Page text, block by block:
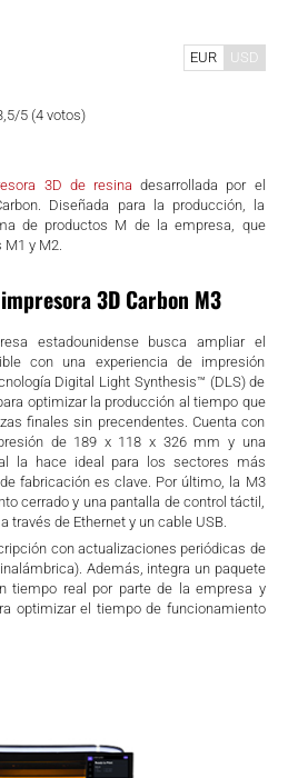
5 (4 votos)
3D de resina desarrollada por el
Diseñada para la producción, la
de productos M de la empresa, que
y M2.
3D Carbon M3
estadounidense busca ampliar el
con una experiencia de impresión
Digital Light Synthesis™ (DLS) de
optimizar la producción al tiempo que
finales sin precendentes. Cuenta con
de 189 x 118 x 326 mm y una
la hace ideal para los sectores más
fabricación es clave. Por último, la M3
cerrado y una pantalla de control táctil,
través de Ethernet y un cable USB.
con actualizaciones periódicas de
Además, integra un paquete
tiempo real por parte de la empresa y
optimizar el tiempo de funcionamiento
EUR USD